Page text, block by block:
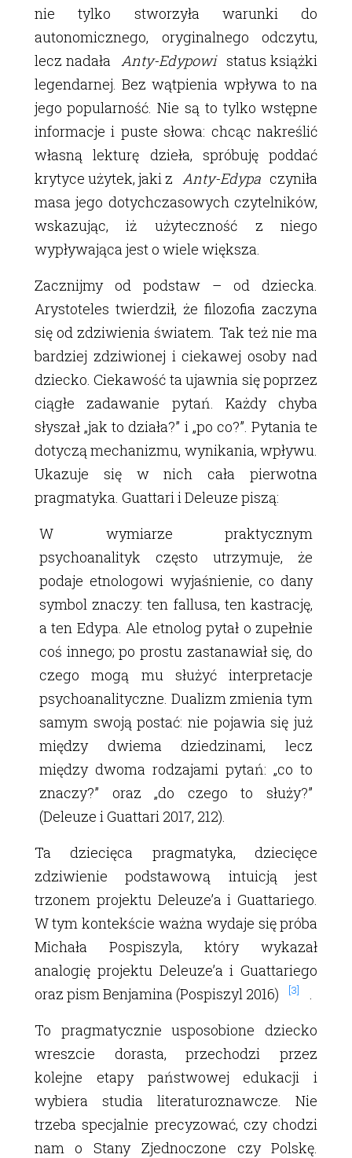
nie tylko stworzyła warunki do
autonomicznego, oryginalnego odczytu,
lecz nadała Anty-Edypowi status książki
legendarnej. Bez wątpienia wpływa to na
jego popularność. Nie są to tylko wstępne
informacje i puste słowa: chcąc nakreślić
własną lekturę dzieła, spróbuję poddać
krytyce użytek, jaki z Anty-Edypa czyniła
masa jego dotychczasowych czytelników,
wskazując, iż użyteczność z niego
wypływająca jest o wiele większa.
Zacznijmy od podstaw – od dziecka.
Arystoteles twierdził, że filozofia zaczyna
się od zdziwienia światem. Tak też nie ma
bardziej zdziwionej i ciekawej osoby nad
dziecko. Ciekawość ta ujawnia się poprzez
ciągłe zadawanie pytań. Każdy chyba
słyszał „jak to działa?” i „po co?”. Pytania te
dotyczą mechanizmu, wynikania, wpływu.
Ukazuje się w nich cała pierwotna
pragmatyka. Guattari i Deleuze piszą:
W wymiarze praktycznym
psychoanalityk często utrzymuje, że
podaje etnologowi wyjaśnienie, co dany
symbol znaczy: ten fallusa, ten kastrację,
a ten Edypa. Ale etnolog pytał o zupełnie
coś innego; po prostu zastanawiał się, do
czego mogą mu służyć interpretacje
psychoanalityczne. Dualizm zmienia tym
samym swoją postać: nie pojawia się już
między dwiema dziedzinami, lecz
między dwoma rodzajami pytań: „co to
znaczy?” oraz „do czego to służy?”
(Deleuze i Guattari 2017, 212).
Ta dziecięca pragmatyka, dziecięce
zdziwienie podstawową intuicją jest
trzonem projektu Deleuzeʼa i Guattariego.
W tym kontekście ważna wydaje się próba
Michała Pospiszyla, który wykazał
analogię projektu Deleuzeʼa i Guattariego
oraz pism Benjamina (Pospiszyl 2016)
[3]
.
To pragmatycznie usposobione dziecko
wreszcie dorasta, przechodzi przez
kolejne etapy państwowej edukacji i
wybiera studia literaturoznawcze. Nie
trzeba specjalnie precyzować, czy chodzi
nam o Stany Zjednoczone czy Polskę.